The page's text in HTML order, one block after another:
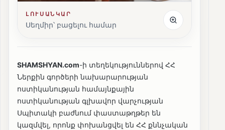
ԼՈՒՍԱՆԿԱՐ
Սեղմիր՝ բացելու համար
SHAMSHYAN.com-ի տեղեկություններով ՀՀ
Ներքին գործերի նախարարության
ոստիկանության համայնքային
ոստիկանության գլխավոր վարչության
Սպիտակի բաժնում փաստաթղթեր են
կազմվել, որոնք փոխանցվել են ՀՀ քննչական